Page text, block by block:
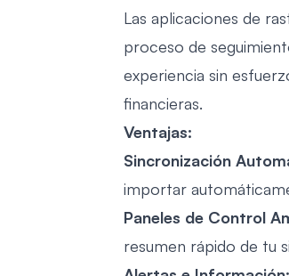
Las aplicaciones de
proceso de
experiencia sin
financieras.
Ventajas:
Sincronización
importar
Paneles de Control
resumen rápido de tu